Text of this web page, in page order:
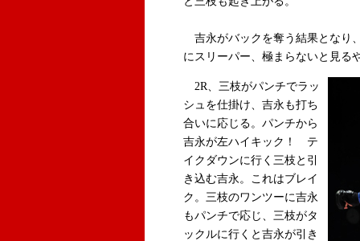
吉永がバックを奪う結果となり
にスリーパー、極まらないと見る
2R、三枝がパンチでラッ
シュを仕掛け、吉永も打ち
合いに応じる。パンチから
吉永が左ハイキック！ テ
イクダウンに行く三枝と引
き込む吉永。これはブレイ
ク。三枝のワンツーに吉永
もパンチで応じ、三枝がタ
ックルに行くと吉永が引き